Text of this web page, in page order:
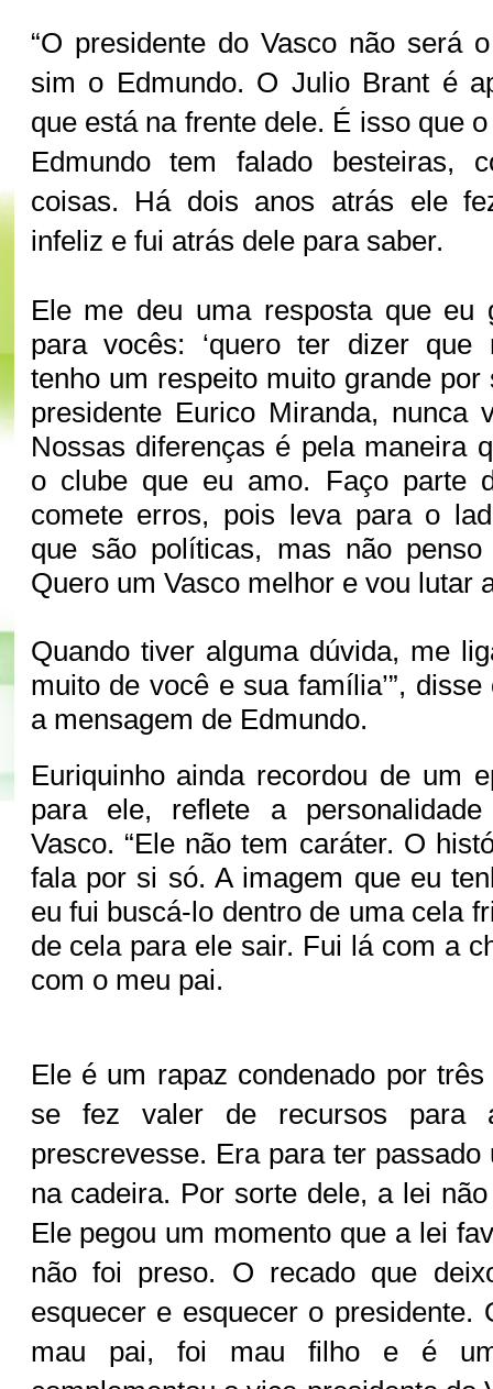
“O presidente do Vasco não será
sim o Edmundo. O Julio Brant é
que está na frente dele. É isso que
Edmundo tem falado besteiras,
coisas. Há dois anos atrás ele
infeliz e fui atrás dele para saber.
Ele me deu uma resposta que eu
para vocês: ‘quero ter dizer que
tenho um respeito muito grande
presidente Eurico Miranda, nunca
Nossas diferenças é pela maneira
o clube que eu amo. Faço parte
comete erros, pois leva para o
que são políticas, mas não
Quero um Vasco melhor e vou lutar
Quando tiver alguma dúvida, me
muito de você e sua família’”,
a mensagem de Edmundo.
Euriquinho ainda recordou de um
para ele, reflete a
Vasco. “Ele não tem caráter. O
fala por si só. A imagem que eu
eu fui buscá-lo dentro de uma cela
de cela para ele sair. Fui lá com a
com o meu pai.
Ele é um rapaz condenado por
se fez valer de recursos para
prescrevesse. Era para ter
na cadeira. Por sorte dele, a lei
Ele pegou um momento que a lei
não foi preso. O recado que
esquecer e esquecer o presidente.
mau pai, foi mau filho e é um